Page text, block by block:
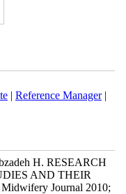
|Reference Manager
H. RESEARCH
AND THEIR
Midwifery Journal 2010;